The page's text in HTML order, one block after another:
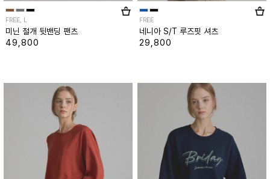
FREE, L
미닌 절개 뒷밴딩 팬츠
49,800
FREE
네니아 S/T 루즈핏 셔츠
29,800